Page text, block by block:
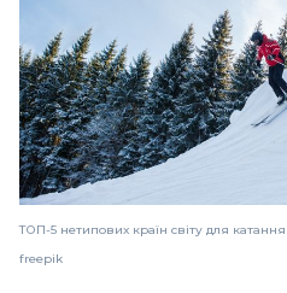
ТОП-5 нетипових країн світу для
freepik